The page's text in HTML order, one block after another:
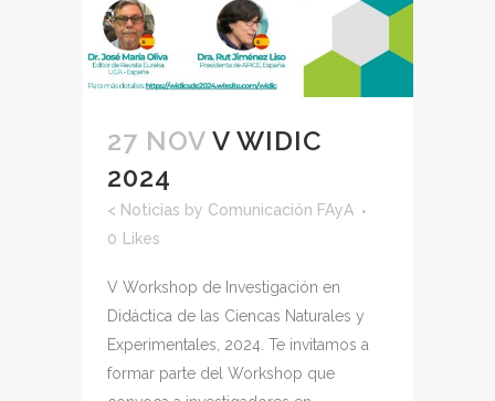
27 NOV V WIDIC
2024
< Noticias by Comunicación FAyA
0
Likes
V Workshop de Investigación en
Didáctica de las Ciencas Naturales y
Experimentales, 2024. Te invitamos a
formar parte del Workshop que